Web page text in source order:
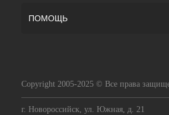
ПОМОЩЬ
Copyright 2005-2025 © Все права
г. Новороссийск, ул. Южная, д. 21